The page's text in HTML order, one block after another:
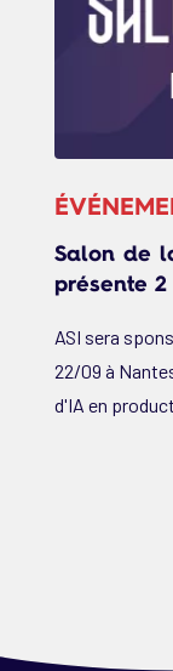
Salon de
présente 2
ASI sera
22/09 à
d'IA en